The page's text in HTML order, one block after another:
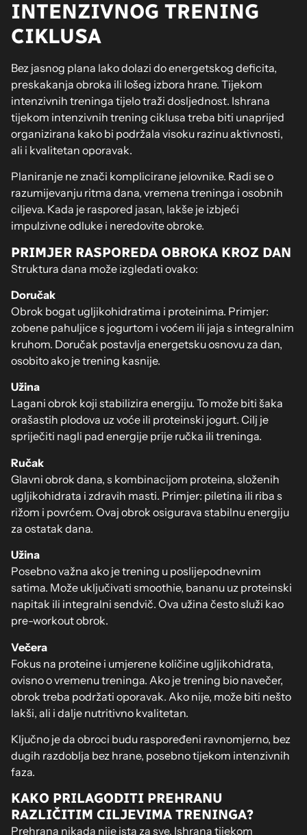
INTENZIVNOG TRENING
CIKLUSA
Bez jasnog plana lako dolazi do energetskog deficita,
preskakanja obroka ili lošeg izbora hrane. Tijekom
intenzivnih treninga tijelo traži dosljednost. Ishrana
tijekom intenzivnih trening ciklusa treba biti unaprijed
organizirana kako bi podržala visoku razinu aktivnosti,
ali i kvalitetan oporavak.
Planiranje ne znači komplicirane jelovnike. Radi se o
razumijevanju ritma dana, vremena treninga i osobnih
ciljeva. Kada je raspored jasan, lakše je izbjeći
impulzivne odluke i neredovite obroke.
PRIMJER RASPOREDA OBROKA KROZ DAN
Struktura dana može izgledati ovako:
Doručak
Obrok bogat ugljikohidratima i proteinima. Primjer:
zobene pahuljice s jogurtom i voćem ili jaja s integralnim
kruhom. Doručak postavlja energetsku osnovu za dan,
osobito ako je trening kasnije.
Užina
Lagani obrok koji stabilizira energiju. To može biti šaka
orašastih plodova uz voće ili proteinski jogurt. Cilj je
spriječiti nagli pad energije prije ručka ili treninga.
Ručak
Glavni obrok dana, s kombinacijom proteina, složenih
ugljikohidrata i zdravih masti. Primjer: piletina ili riba s
rižom i povrćem. Ovaj obrok osigurava stabilnu energiju
za ostatak dana.
Užina
Posebno važna ako je trening u poslijepodnevnim
satima. Može uključivati smoothie, bananu uz proteinski
napitak ili integralni sendvič. Ova užina često služi kao
pre-workout obrok.
Večera
Fokus na proteine i umjerene količine ugljikohidrata,
ovisno o vremenu treninga. Ako je trening bio navečer,
obrok treba podržati oporavak. Ako nije, može biti nešto
lakši, ali i dalje nutritivno kvalitetan.
Ključno je da obroci budu raspoređeni ravnomjerno, bez
dugih razdoblja bez hrane, posebno tijekom intenzivnih
faza.
KAKO PRILAGODITI PREHRANU
RAZLIČITIM CILJEVIMA TRENINGA?
Prehrana nikada nije ista za sve. Ishrana tijekom